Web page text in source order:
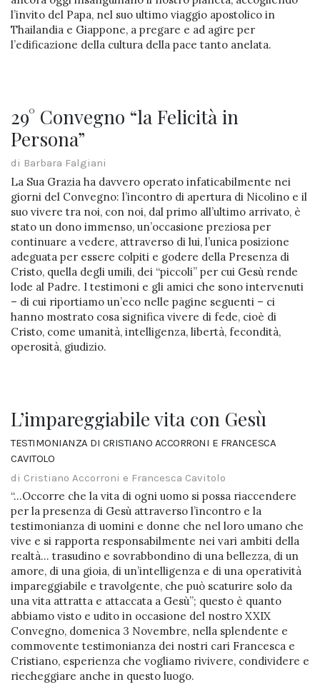
l’invito del Papa, nel suo ultimo viaggio apostolico in
Thailandia e Giappone, a pregare e ad agire per
l’edificazione della cultura della pace tanto anelata.
29° Convegno “la Felicità in
Persona”
di Barbara Falgiani
La Sua Grazia ha davvero operato infaticabilmente nei
giorni del Convegno: l’incontro di apertura di Nicolino e il
suo vivere tra noi, con noi, dal primo all’ultimo arrivato, è
stato un dono immenso, un’occasione preziosa per
continuare a vedere, attraverso di lui, l’unica posizione
adeguata per essere colpiti e godere della Presenza di
Cristo, quella degli umili, dei “piccoli” per cui Gesù rende
lode al Padre. I testimoni e gli amici che sono intervenuti
– di cui riportiamo un’eco nelle pagine seguenti – ci
hanno mostrato cosa significa vivere di fede, cioè di
Cristo, come umanità, intelligenza, libertà, fecondità,
operosità, giudizio.
L’impareggiabile vita con Gesù
TESTIMONIANZA DI CRISTIANO ACCORRONI E FRANCESCA
CAVITOLO
di Cristiano Accorroni e Francesca Cavitolo
“…Occorre che la vita di ogni uomo si possa riaccendere
per la presenza di Gesù attraverso l’incontro e la
testimonianza di uomini e donne che nel loro umano che
vive e si rapporta responsabilmente nei vari ambiti della
realtà… trasudino e sovrabbondino di una bellezza, di un
amore, di una gioia, di un’intelligenza e di una operatività
impareggiabile e travolgente, che può scaturire solo da
una vita attratta e attaccata a Gesù”; questo è quanto
abbiamo visto e udito in occasione del nostro XXIX
Convegno, domenica 3 Novembre, nella splendente e
commovente testimonianza dei nostri cari Francesca e
Cristiano, esperienza che vogliamo rivivere, condividere e
riecheggiare anche in questo luogo.